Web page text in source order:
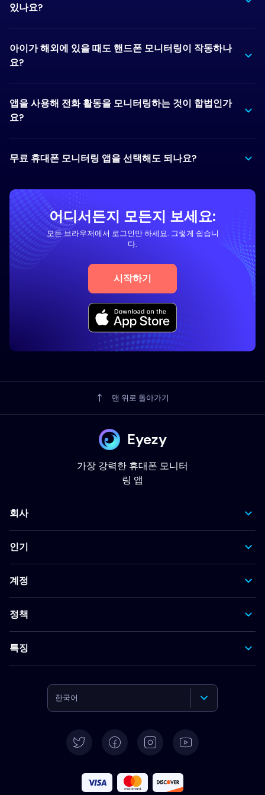
있나요?
아이가 해외에 있을 때도 핸드폰 모니터링이 작동하나
요?
앱을 사용해 전화 활동을 모니터링하는 것이 합법인가
요?
무료 휴대폰 모니터링 앱을 선택해도 되나요?
어디서든지 모든지 보세요:
모든 브라우저에서 로그인만 하세요. 그렇게 쉽습니
다.
시작하기
맨 위로 돌아가기
Eyezy
가장 강력한 휴대폰 모니터
링 앱
회사
인기
계정
정책
특징
한국어
Deutsch
Español